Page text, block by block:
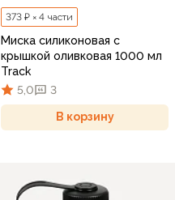
373 ₽ × 4 части
Миска силиконовая с
крышкой оливковая 1000 мл
Track
5,0
3
В корзину